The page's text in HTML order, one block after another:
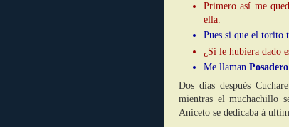
Primero así me
ella.
Pues si que el torito
¿Si le hubiera dado
Me llaman Posadero
Dos días después
mientras el muchachillo
Aniceto se dedicaba á